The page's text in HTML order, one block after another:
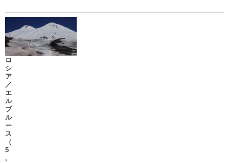
ロ
シ
ア
／
エ
ル
ブ
ル
ー
ス
（
5
,